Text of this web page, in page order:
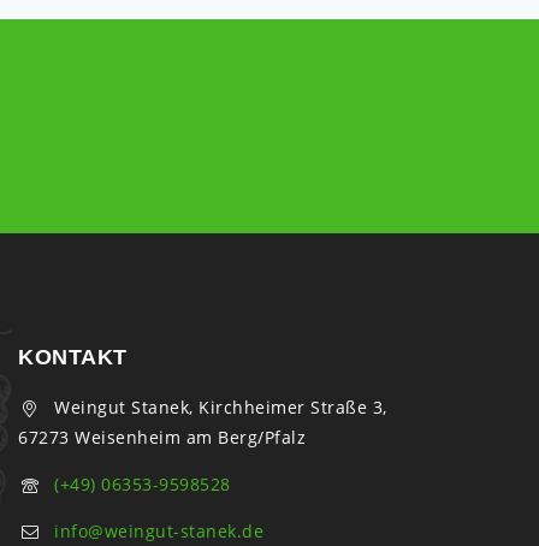
KONTAKT
Weingut Stanek, Kirchheimer Straße 3,
67273 Weisenheim am Berg/Pfalz
(+49) 06353-9598528
info@weingut-stanek.de